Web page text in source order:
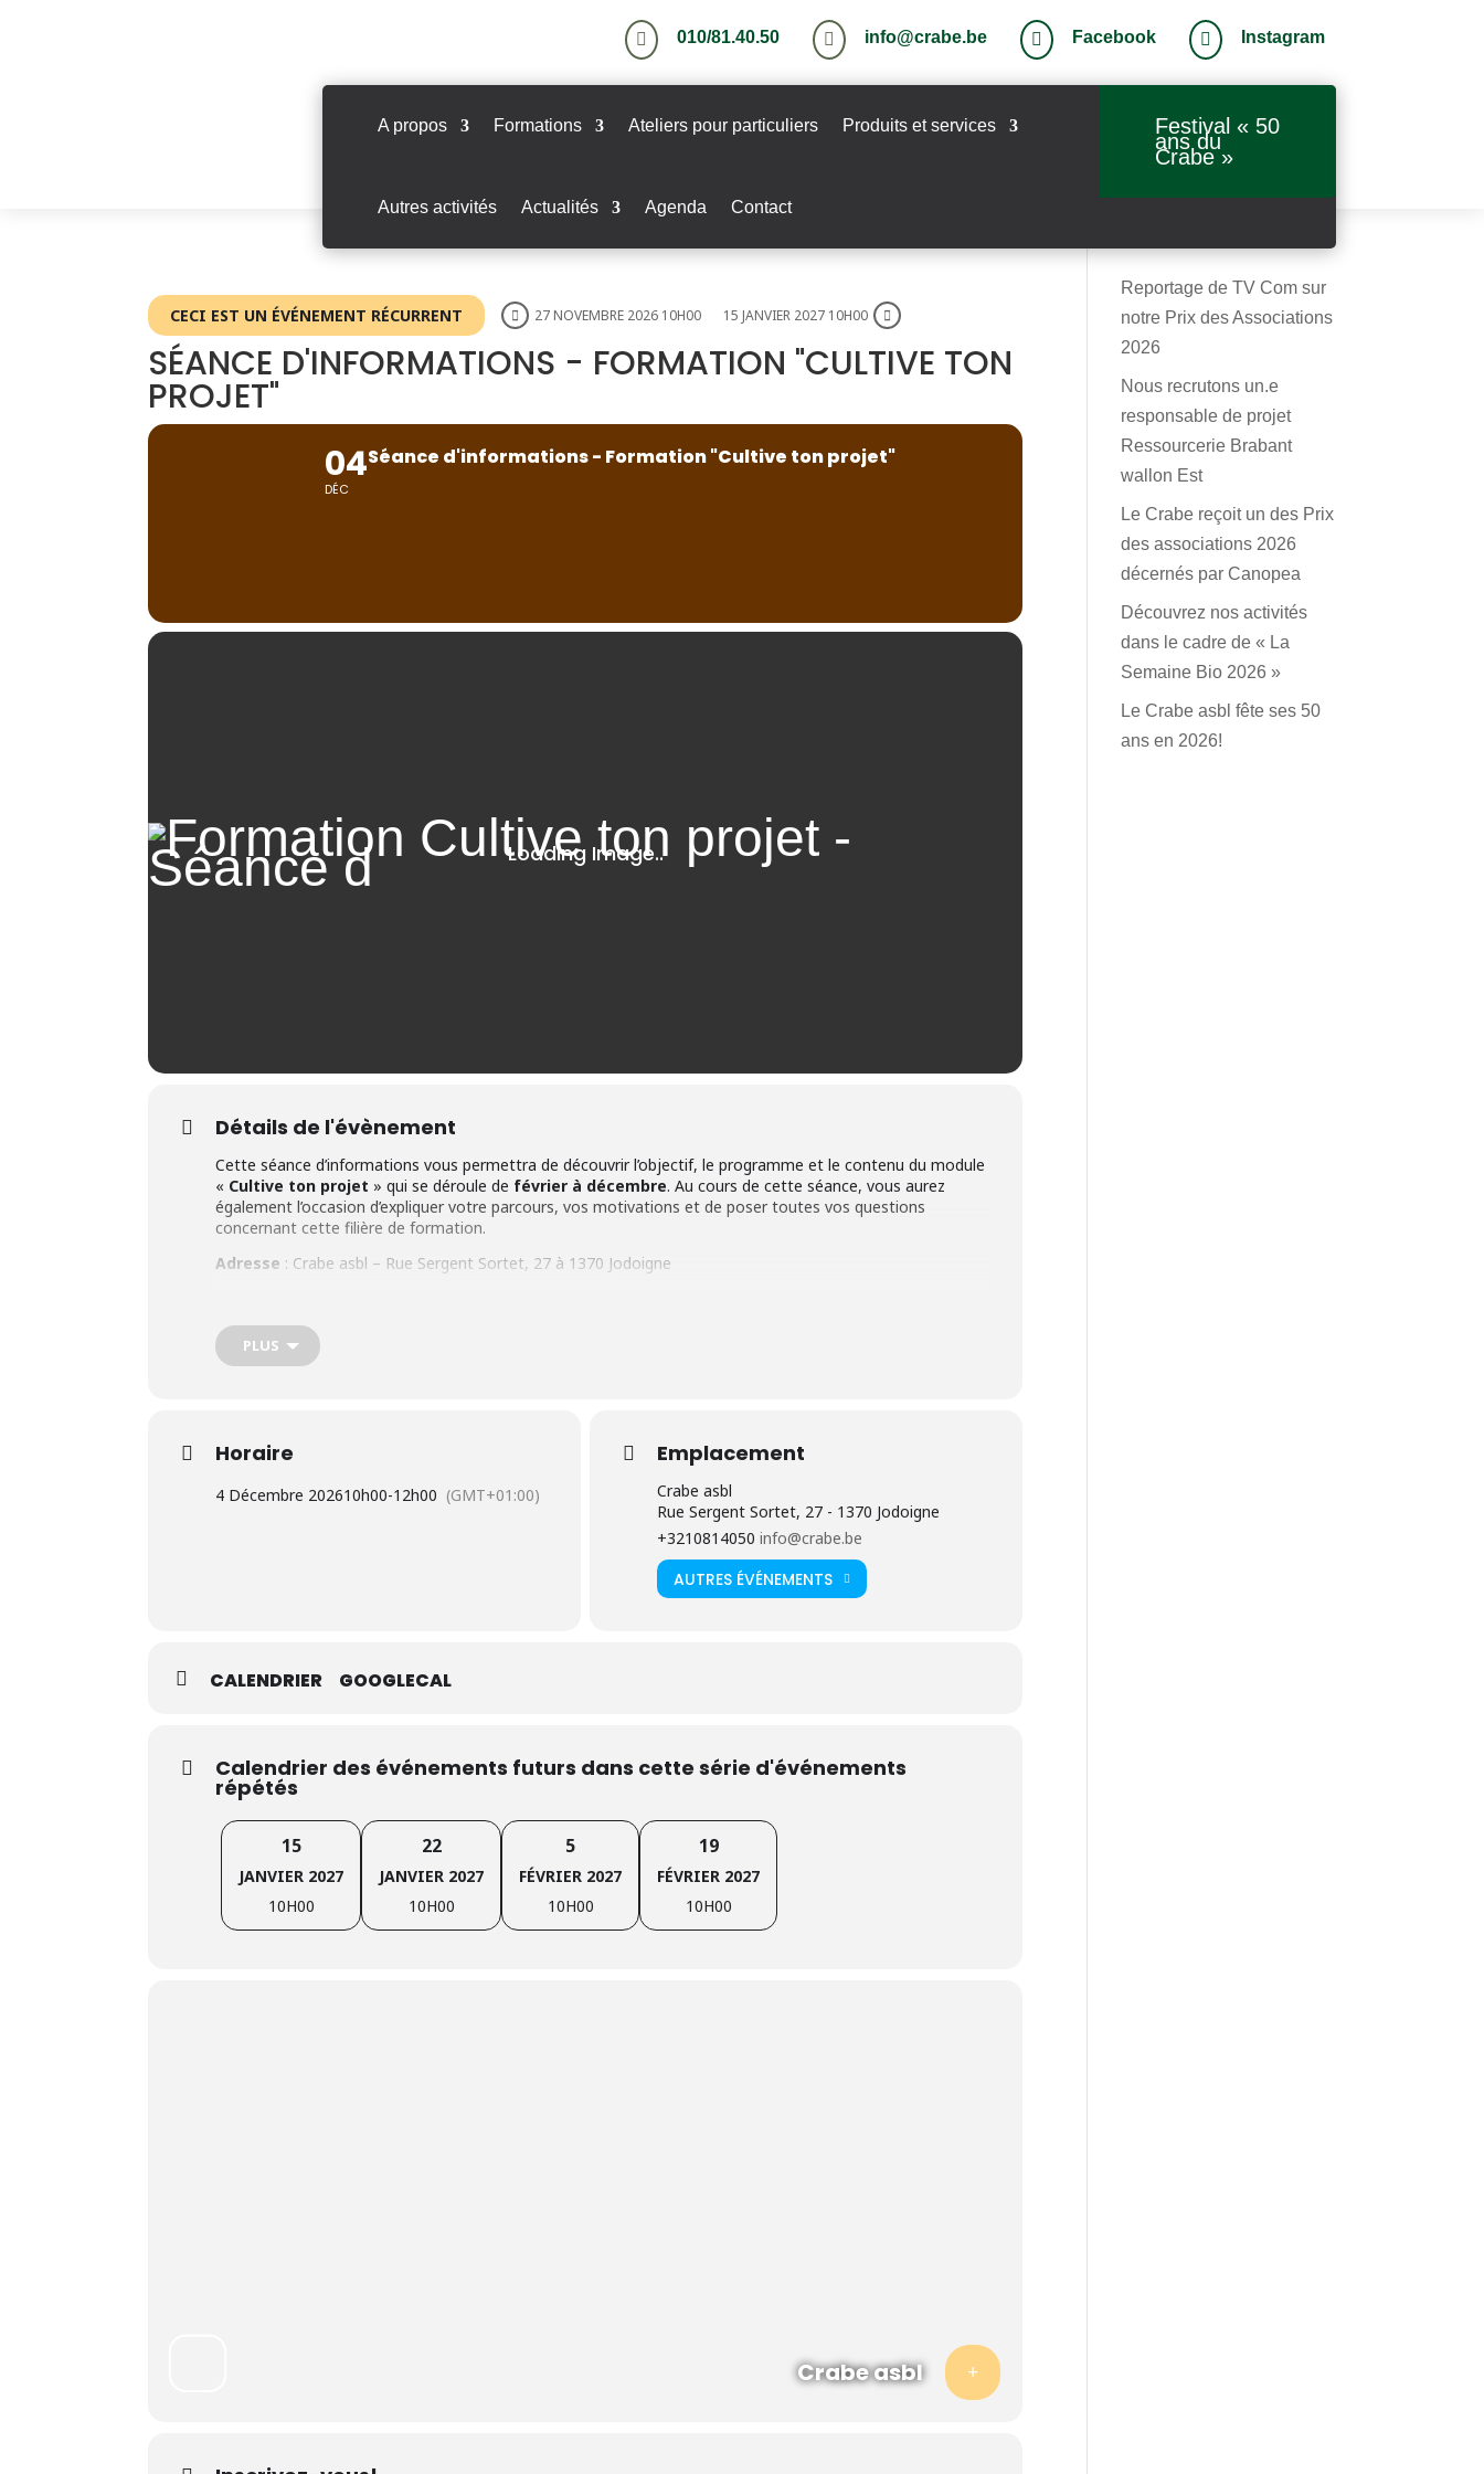
 010/81.40.50  info@crabe.be  Facebook  Instagram
A propos Formations Ateliers pour particuliers Produits et services
Autres activités Actualités Agenda Contact
Festival « 50
ans du
Crabe »
CECI EST UN ÉVÉNEMENT RÉCURRENT 27 NOVEMBRE 2026 10H00 15 JANVIER 2027 10H00
SÉANCE D'INFORMATIONS - FORMATION "CULTIVE TON
PROJET"
04
DÉC
Séance d'informations - Formation "Cultive ton projet"
Détails de l'évènement
Cette séance d’informations vous permettra de découvrir l’objectif, le programme et le contenu du module
« Cultive ton projet » qui se déroule de février à décembre. Au cours de cette séance, vous aurez
également l’occasion d’expliquer votre parcours, vos motivations et de poser toutes vos questions
concernant cette filière de formation.
Adresse : Crabe asbl – Rue Sergent Sortet, 27 à 1370 Jodoigne
Ce module de formation est proposé pour se mettre en action progressivement.
Le candidat doit :
Être demandeur d’emploi inoccupé inscrit au FOREM ou demandeur d’emploi indemnisé depuis au moins
18 mois dans les 24 mois qui précèdent l’entrée en formation;
PLUS
Horaire
4 Décembre 202610h00-12h00 (GMT+01:00)
Emplacement
Crabe asbl
Rue Sergent Sortet, 27 - 1370 Jodoigne
+3210814050info@crabe.be
AUTRES ÉVÉNEMENTS
CALENDRIER GOOGLECAL
Calendrier des événements futurs dans cette série d'événements
répétés
15
JANVIER 2027
10H00
22
JANVIER 2027
10H00
5
FÉVRIER 2027
10H00
19
FÉVRIER 2027
10H00
Crabe asbl
Reportage de TV Com sur
notre Prix des Associations
2026
Nous recrutons un.e
responsable de projet
Ressourcerie Brabant
wallon Est
Le Crabe reçoit un des Prix
des associations 2026
décernés par Canopea
Découvrez nos activités
dans le cadre de « La
Semaine Bio 2026 »
Le Crabe asbl fête ses 50
ans en 2026!